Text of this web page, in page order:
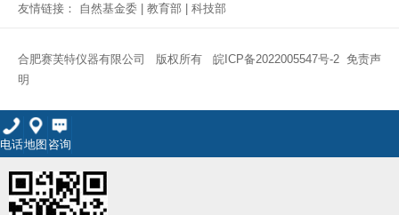
友情链接： 自然基金委 教育部 科技部
合肥赛芙特仪器有限公司 版权所有 皖ICP备2022005547号-2 免责声
明
电话地图 咨询